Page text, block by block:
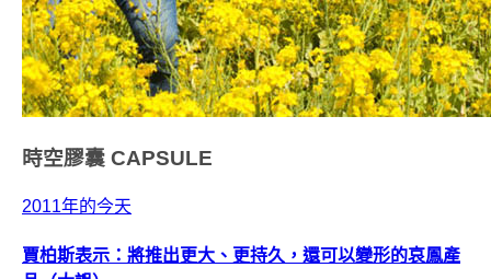
時空膠囊 CAPSULE
2011年的今天
賈柏斯表示：將推出更大、更持久，還可以變形的哀鳳產